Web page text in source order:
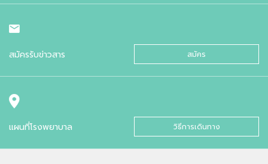
สมัครรับข่าวสาร สมัคร
แผนที่โรงพยาบาล วิธีการเดินทาง